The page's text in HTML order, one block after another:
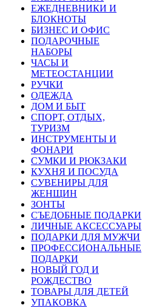
ЕЖЕДНЕВНИКИ И
БЛОКНОТЫ
БИЗНЕС И ОФИС
ПОДАРОЧНЫЕ
НАБОРЫ
ЧАСЫ И
МЕТЕОСТАНЦИИ
РУЧКИ
ОДЕЖДА
ДОМ И БЫТ
СПОРТ, ОТДЫХ,
ТУРИЗМ
ИНСТРУМЕНТЫ И
ФОНАРИ
СУМКИ И РЮКЗАКИ
КУХНЯ И ПОСУДА
СУВЕНИРЫ ДЛЯ
ЖЕНЩИН
ЗОНТЫ
СЪЕДОБНЫЕ ПОДАРКИ
ЛИЧНЫЕ АКСЕССУАРЫ
ПОДАРКИ ДЛЯ МУЖЧИ
ПРОФЕССИОНАЛЬНЫЕ
ПОДАРКИ
НОВЫЙ ГОД И
РОЖДЕСТВО
ТОВАРЫ ДЛЯ ДЕТЕЙ
УПАКОВКА